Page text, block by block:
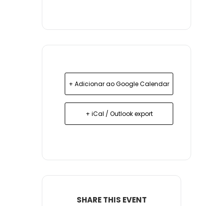
+ Adicionar ao Google Calendar
+ iCal / Outlook export
SHARE THIS EVENT